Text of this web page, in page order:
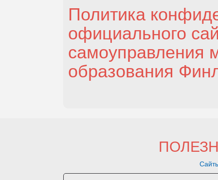
Политика
официального
самоуправления
образования